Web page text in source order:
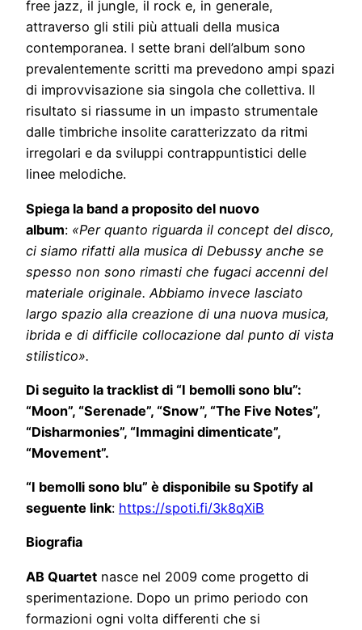
free jazz, il jungle, il rock e, in generale,
attraverso gli stili più attuali della musica
contemporanea. I sette brani dell’album sono
prevalentemente scritti ma prevedono ampi spazi
di improvvisazione sia singola che collettiva. Il
risultato si riassume in un impasto strumentale
dalle timbriche insolite caratterizzato da ritmi
irregolari e da sviluppi contrappuntistici delle
linee melodiche.
Spiega la band a proposito del nuovo
album: «Per quanto riguarda il concept del disco,
ci siamo rifatti alla musica di Debussy anche se
spesso non sono rimasti che fugaci accenni del
materiale originale. Abbiamo invece lasciato
largo spazio alla creazione di una nuova musica,
ibrida e di difficile collocazione dal punto di vista
stilistico».
Di seguito la tracklist di “I bemolli sono blu”:
“Moon”, “Serenade”, “Snow”, “The Five Notes”,
“Disharmonies”, “Immagini dimenticate”,
“Movement”.
“I bemolli sono blu” è disponibile su Spotify al
seguente link: https://spoti.fi/3k8qXiB
Biografia
AB Quartet nasce nel 2009 come progetto di
sperimentazione. Dopo un primo periodo con
formazioni ogni volta differenti che si